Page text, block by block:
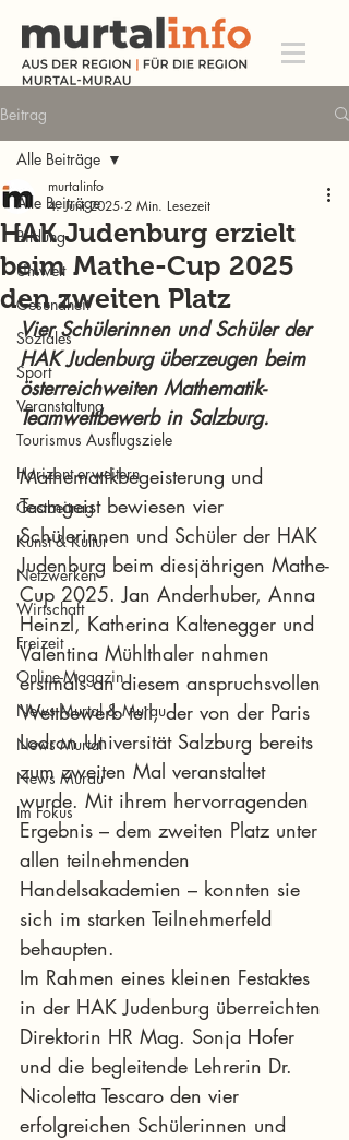
Beitrag
Alle Beiträge
Bildung
Umwelt
Gesundheit
Soziales
Sport
Veranstaltung
Tourismus Ausflugsziele
Horizont erweitern
Gastbeitrag
Kunst & Kultur
Netzwerken
Wirtschaft
Freizeit
Online-Magazin
News Murtal & Murau
News Murtal
News Murau
Im Fokus
Alle Beiträge
HAK Judenburg erzielt
beim Mathe-Cup 2025
den zweiten Platz
murtalinfo
4. Juni 2025 2 Min. Lesezeit
Vier Schülerinnen und Schüler der
HAK Judenburg überzeugen beim
österreichweiten Mathematik-
Teamwettbewerb in Salzburg.
Mathematikbegeisterung und
Teamgeist bewiesen vier
Schülerinnen und Schüler der HAK
Judenburg beim diesjährigen Mathe-
Cup 2025. Jan Anderhuber, Anna
Heinzl, Katherina Kaltenegger und
Valentina Mühlthaler nahmen
erstmals an diesem anspruchsvollen
Wettbewerb teil, der von der Paris
Lodron Universität Salzburg bereits
zum zweiten Mal veranstaltet
wurde. Mit ihrem hervorragenden
Ergebnis – dem zweiten Platz unter
allen teilnehmenden
Handelsakademien – konnten sie
sich im starken Teilnehmerfeld
behaupten.
Im Rahmen eines kleinen Festaktes
in der HAK Judenburg überreichten
Direktorin HR Mag. Sonja Hofer
und die begleitende Lehrerin Dr.
Nicoletta Tescaro den vier
erfolgreichen Schülerinnen und